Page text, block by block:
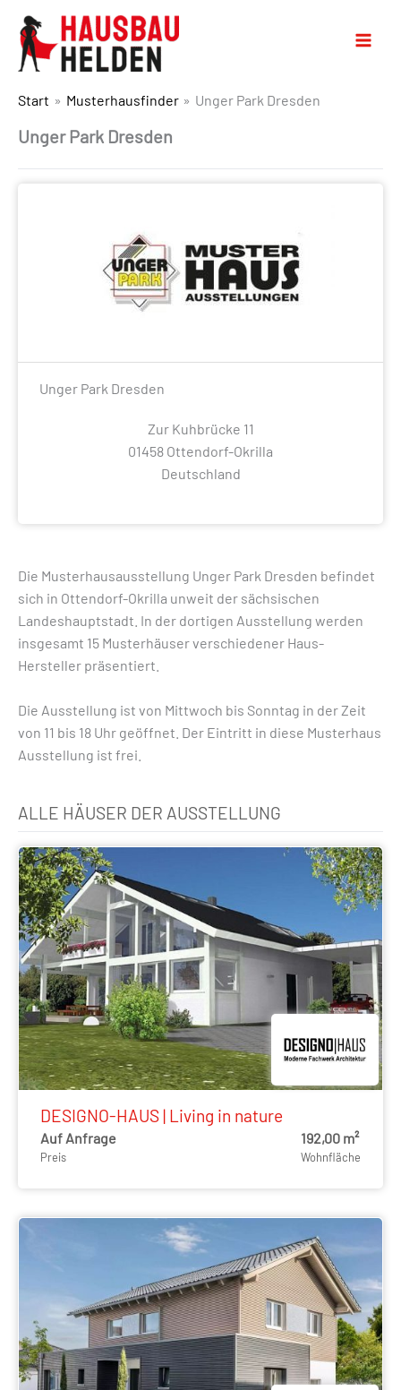
Start Musterhausfinder Unger Park Dresden
Unger Park Dresden
Unger Park Dresden
Zur Kuhbrücke 11
01458 Ottendorf-Okrilla
Deutschland
Die Musterhausausstellung Unger Park Dresden befindet
sich in Ottendorf-Okrilla unweit der sächsischen
Landeshauptstadt. In der dortigen Ausstellung werden
insgesamt 15 Musterhäuser verschiedener Haus-
Hersteller präsentiert.
Die Ausstellung ist von Mittwoch bis Sonntag in der Zeit
von 11 bis 18 Uhr geöffnet. Der Eintritt in diese Musterhaus
Ausstellung ist frei.
ALLE HÄUSER DER AUSSTELLUNG
DESIGNO-HAUS | Living in nature
Auf Anfrage
Preis
192,00 m²
Wohnfläche